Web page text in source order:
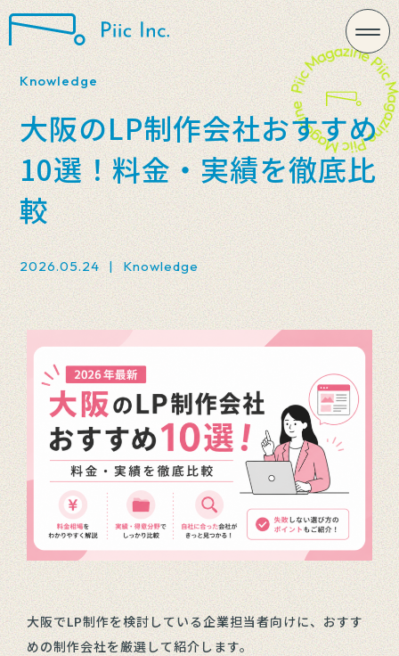
Knowledge
大阪のLP制作会社おすすめ
10選！料金・実績を徹底比
較
2026.05.24 | Knowledge
大阪でLP制作を検討している企業担当者向けに、おすす
めの制作会社を厳選して紹介します。